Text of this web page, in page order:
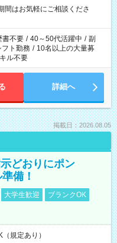
はお気軽にご相談くださ
書不要 / 40～50代活躍中 / 副
フト勤務 / 10名以上の大量募
ル不要
詳細へ
掲載日：2026.08.05
どおりにポン
備！
大学生歓迎
ブランクOK
規定あり）